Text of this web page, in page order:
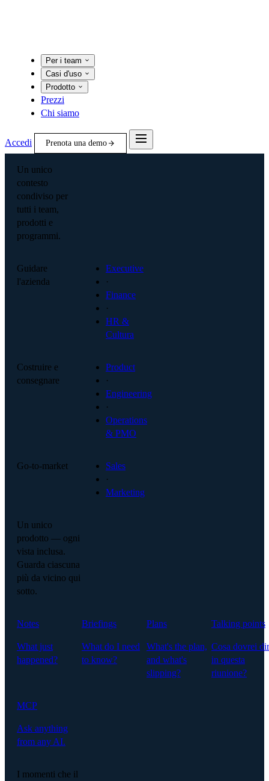
Per i team
Casi d'uso
Prodotto
Prezzi
Chi siamo
Accedi Prenota una demo
Un unico
contesto
condiviso per
tutti i team,
prodotti e
programmi.
Guidare
l'azienda
Executive
·
Finance
·
HR &
Cultura
Costruire e
consegnare
Product
·
Engineering
·
Operations
& PMO
Go-to-market
Sales
·
Marketing
Un unico
prodotto — ogni
vista inclusa.
Guarda ciascuna
più da vicino qui
sotto.
Notes
What just
happened?
Briefings
What do I need
to know?
Plans
What's the plan,
and what's
slipping?
Talking points
Cosa dovrei
in questa
riunione?
MCP
Ask anything
from any AI.
I momenti che il